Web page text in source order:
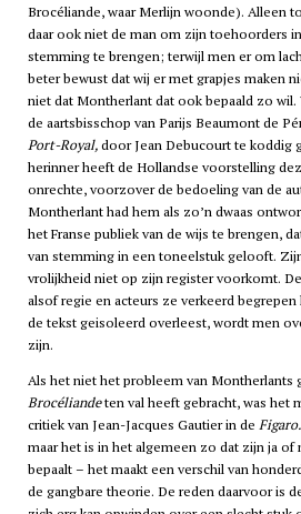
Brocéliande, waar Merlijn woonde). Alleen
daar ook niet de man om zijn toehoorders
stemming te brengen; terwijl men er om
beter bewust dat wij er met grapjes maken
niet dat Montherlant dat ook bepaald zo wil.
de aartsbisschop van Parijs Beaumont de
Port-Royal,door Jean Debucourt te koddig
herinner heeft de Hollandse voorstelling
onrechte, voorzover de bedoeling van de
Montherlant had hem als zo’n dwaas
het Franse publiek van de wijs te brengen,
van stemming in een toneelstuk gelooft.
vrolijkheid niet op zijn register voorkomt.
alsof regie en acteurs ze verkeerd
de tekst geisoleerd overleest, wordt men
zijn.
Als het niet het probleem van Montherlants
Brocéliandeten val heeft gebracht, was het
critiek van Jean-Jacques Gautier in de Figaro.
maar het is in het algemeen zo dat zijn ja of
bepaalt – het maakt een verschil van
de gangbare theorie. De reden daarvoor is